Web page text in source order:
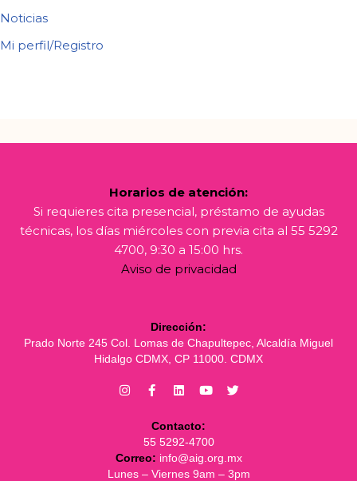
Noticias
Mi perfil/Registro
Horarios de atención:
Si requieres cita presencial, préstamo de ayudas
técnicas, los días miércoles con previa cita al 55 5292
4700, 9:30 a 15:00 hrs.
Aviso de privacidad
Dirección:
Prado Norte 245 Col. Lomas de Chapultepec, Alcaldía Miguel
Hidalgo CDMX, CP 11000. CDMX
Contacto:
55 5292-4700
Correo: info@aig.org.mx
Lunes – Viernes 9am – 3pm